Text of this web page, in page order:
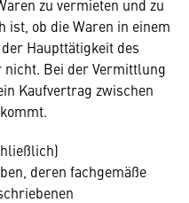
zu vermieten und zu
ob die Waren in einem
Haupttätigkeit des
nicht. Bei der Vermittlung
Kaufvertrag zwischen
deren fachgemäße